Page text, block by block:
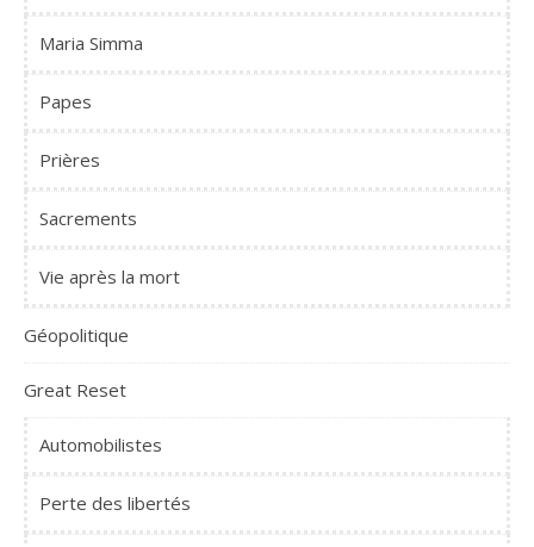
Maria Simma
Papes
Prières
Sacrements
Vie après la mort
Géopolitique
Great Reset
Automobilistes
Perte des libertés